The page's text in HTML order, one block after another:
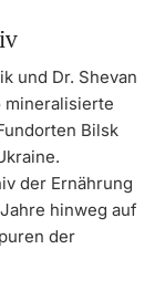
und Dr. Shevan
mineralisierte
Bilsk
der Ernährung
hinweg auf
der